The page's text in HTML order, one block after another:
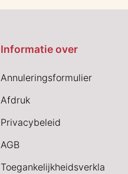
Informatie over
Annuleringsformulier
Afdruk
Privacybeleid
AGB
Toegankelijkheidsverkla